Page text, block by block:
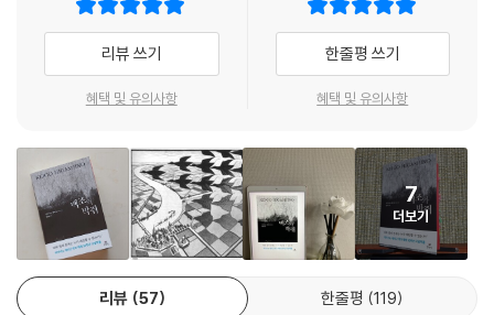
던 거야. 그렇다면 한 팀이 되기로 한 것도 실은 이상할 게 없어.”
“그런가요……라기보다 아무래도 선뜻 이해하기는 어렵죠. 나는 그 기분,
잘 모르겠던데요.” 나카마치는 두부를 입에 넣고 고개를 갸우뚱했다. “빛
과 그림자, 낮과 밤, 마치 백조와 박쥐가 함께 하늘을 나는 듯한 얘기잖아
--- p.420-421
히가시노는 1985년, 추리 작가들의 등용문이라 불리는 에도가와란포상
을 수상하면서 작가 생활을 시작한 이래 그 누구보다 왕성하게 창작을 이
어왔다. 다채로운 소재와 주제들에 관심을 가지면서 기발한 트릭과 반전이
빛나는 본격 추리소설부터 이과적 상상력을 가미한 SF, 판타지, 의학 미스
세계를 선보였다. 그중에서도 그에게 오늘의 명성을 안겨준 것은 단연 우
리 시대의 병폐와 복잡다단한 인간 본성 그리고 범죄의 심리를 날카롭게
파고드는 ‘사회파 추리소설’ 계열의 작품들이라 할 수 있다. 35주년 기념작
『백조와 박쥐』는 히가시노가 이러한 자신의 추리소설 본령으로 돌아가서
더욱 원숙해진 기량으로 써낸 새로운 대표작이라는 찬사를 받고 있다.
두툼한 분량에도 하루 이틀 만에 독파했다는 현지 독자들의 앞선 리뷰가
증명하듯이, 소설은 33년의 시간차를 두고 일어난 두 개의 살인 사건과,
리뷰 쓰기
혜택 및 유의사항
한줄평 쓰기
혜택 및 유의사항
7
더보기
리뷰 57 한줄평 119